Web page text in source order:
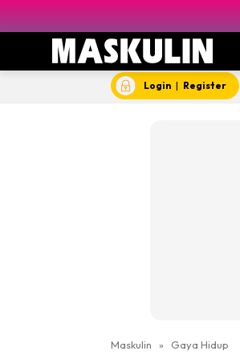
Login | Register
Maskulin » Gaya Hidup